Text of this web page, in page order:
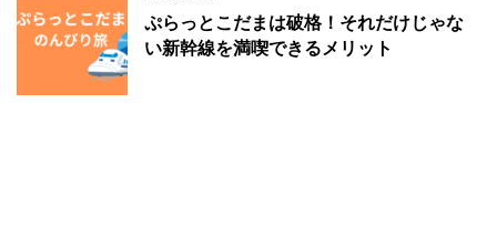
ぷらっとこだまは破格！それだけじゃな
い新幹線を満喫できるメリット